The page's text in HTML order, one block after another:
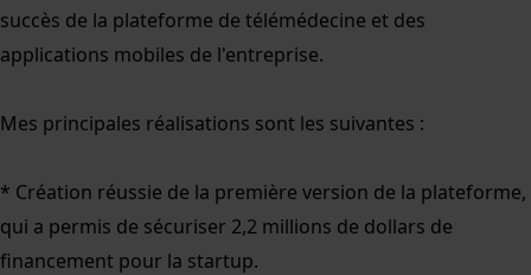
succès de la plateforme de télémédecine et des
applications mobiles de l'entreprise.
Mes principales réalisations sont les suivantes :
* Création réussie de la première version de la plateforme,
qui a permis de sécuriser 2,2 millions de dollars de
financement pour la startup.